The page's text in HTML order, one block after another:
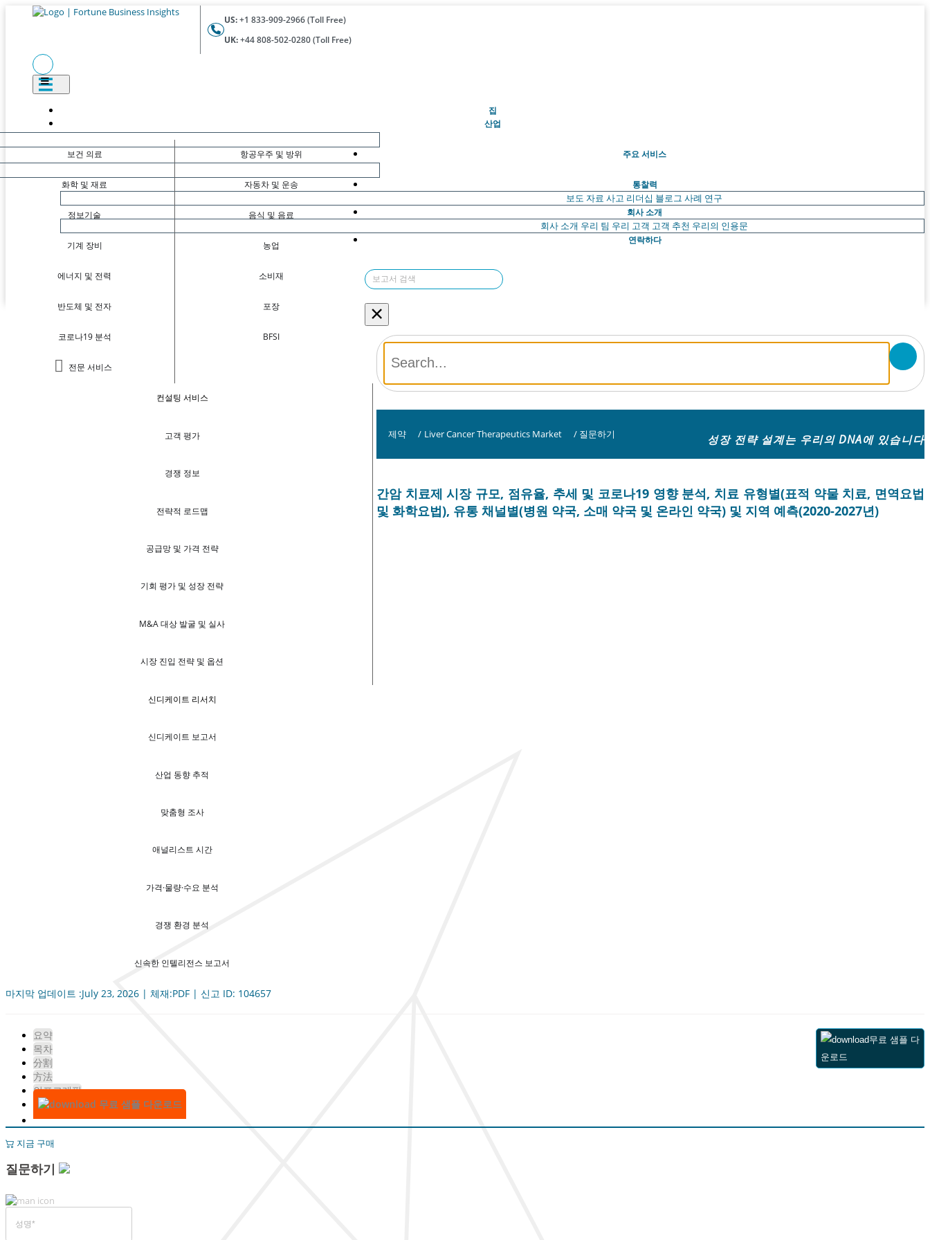
US:+1 833-909-2966 (Toll Free)
UK:+44 808-502-0280 (Toll Free)
집(현재의)
산업
보건 의료
화학 및 재료
정보기술
기계 장비
에너지 및 전력
반도체 및 전자
코로나19 분석
전문 서비스
항공우주 및 방위
자동차 및 운송
음식 및 음료
농업
소비재
포장
BFSI
주요 서비스
컨설팅 서비스
고객 평가
경쟁 정보
전략적 로드맵
공급망 및 가격 전략
기회 평가 및 성장 전략
M&A 대상 발굴 및 실사
시장 진입 전략 및 옵션
신디케이트 리서치
신디케이트 보고서
산업 동향 추적
맞춤형 조사
애널리스트 시간
가격·물량·수요 분석
경쟁 환경 분석
신속한 인텔리전스 보고서
통찰력
보도 자료 사고 리더십 블로그 사례 연구
회사 소개
회사 소개 우리 팀 우리 고객 고객 추천 우리의 인용문
연락하다
×
제약 / Liver Cancer Therapeutics Market / 질문하기 성장 전략 설계는 우리의 DNA에 있습니다
간암 치료제 시장 규모, 점유율, 추세 및 코로나19 영향 분석, 치료 유형별(표적 약물 치료, 면역요법
및 화학요법), 유통 채널별(병원 약국, 소매 약국 및 온라인 약국) 및 지역 예측(2020-2027년)
마지막 업데이트 :July 23, 2026 | 체재:PDF | 신고 ID: 104657
요약
목차
分割
方法
인포그래픽
무료 샘플 다운로드
무료 샘플 다
운로드
지금 구매
질문하기